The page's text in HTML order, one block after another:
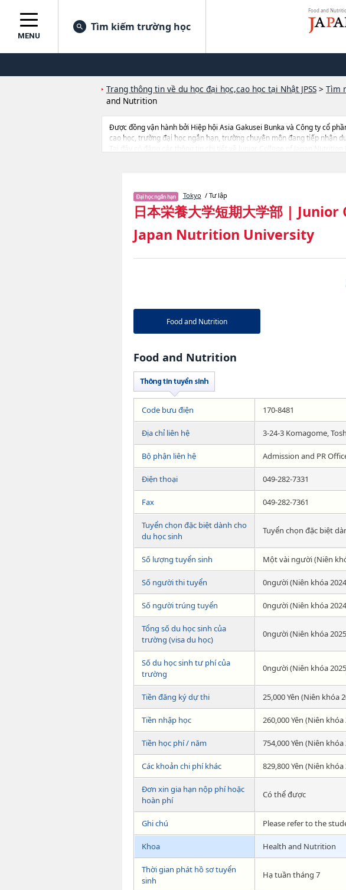
Food and
MENU
Tìm kiếm trường học
Trang thông tin về du học đại học,cao học tại Nhật JPSS > Tìm
and Nutrition
Được đồng vận hành bởi Hiệp hội Asia Gakusei Bunka và Công ty cổ
cao học, trường đại học ngắn hạn, trường chuyên môn đang tiếp nhận
Tại đây có đăng các thông tin chi tiết về Junior College of Japan
Tokyo / Tư lập
日本栄養大学短期大学部 | Junior
Japan Nutrition University
Food and Nutrition
Food and Nutrition
Code bưu điện 170-8481
Địa chỉ liên hệ 3-24-3 Komagome,
Bộ phận liên hệ Admission and PR
Điện thoại 049-282-7331
Fax 049-282-7361
Tuyển chọn đặc biệt dành cho
du học sinh
Tuyển chọn đặc biệt
Số lượng tuyển sinh Một vài người (Niên
Số người thi tuyển 0người (Niên khóa
Số người trúng tuyển 0người (Niên khóa
Tổng số du học sinh của
trường (visa du học)
0người (Niên khóa
Số du học sinh tư phí của
trường
0người (Niên khóa
Tiền đăng ký dự thi 25,000 Yên (Niên khóa
Tiền nhập học 260,000 Yên (Niên khóa
Tiền học phí / năm 754,000 Yên (Niên khóa
Các khoản chi phí khác 829,800 Yên (Niên khóa
Đơn xin gia hạn nộp phí hoặc
hoàn phí
Có thể được
Ghi chú Please refer to the
Khoa Health and Nutrition
Thời gian phát hồ sơ tuyển
sinh
Hạ tuần tháng 7